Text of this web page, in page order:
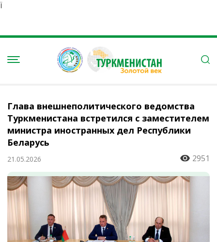
Ï
Глава внешнеполитического ведомства
Туркменистана встретился с заместителем
министра иностранных дел Республики
Беларусь
21.05.2026 2951